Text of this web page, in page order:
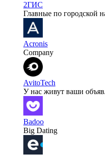
2ГИС
Главные по городской
Acronis
Company
AvitoTech
У нас живут ваши
Badoo
Big Dating